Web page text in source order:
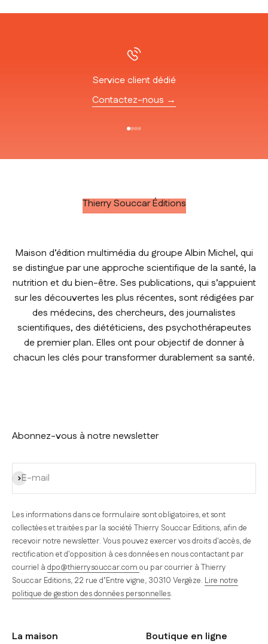
Service client dédié
Contactez-nous →
Thierry Souccar Éditions
Maison d’édition multimédia du groupe Albin Michel, qui
se distingue par une approche scientifique de la santé, la
nutrition et du bien-être. Ses publications, qui s’appuient
sur les découvertes les plus récentes, sont rédigées par
des médecins, des chercheurs, des journalistes
scientifiques, des diététiciens, des psychothérapeutes
de premier plan. Elles ont pour objectif de donner à
chacun les clés pour transformer durablement sa santé.
Abonnez-vous à notre newsletter
E-mail
S'inscrire
Les informations dans ce formulaire sont obligatoires, et sont
collectées et traitées par la société Thierry Souccar Editions, afin de
recevoir notre newsletter. Vous pouvez exercer vos droits d'accès, de
rectification et d'opposition à ces données en nous contactant par
courriel à dpo@thierrysouccar.com ou par courrier à Thierry
Souccar Editions, 22 rue d’Entre vigne, 30310 Vergèze. Lire notre
politique de gestion des données personnelles.
La maison Boutique en ligne